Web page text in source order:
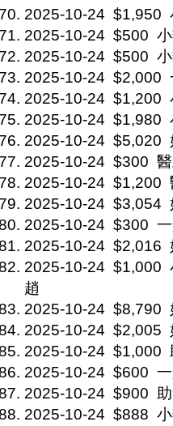
2025-10-24 $1,950
2025-10-24 $500
2025-10-24 $500
2025-10-24 $2,000
2025-10-24 $1,200
2025-10-24 $1,980
2025-10-24 $5,020
2025-10-24 $300
2025-10-24 $1,200
2025-10-24 $3,054
2025-10-24 $300
2025-10-24 $2,016
2025-10-24 $1,000
趙
2025-10-24 $8,790
2025-10-24 $2,005
2025-10-24 $1,000
2025-10-24 $600
2025-10-24 $900
2025-10-24 $888